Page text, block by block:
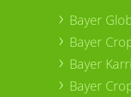
Bayer
Bayer
Bayer
Bayer